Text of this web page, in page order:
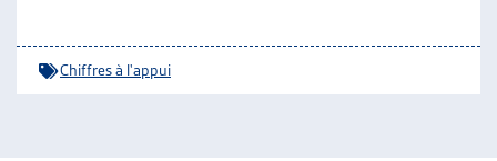
Chiffres à l'appui